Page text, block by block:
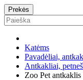
Prekės
Katėms
Pavadėliai,
Antkakliai,
Zoo Pet antkaklis